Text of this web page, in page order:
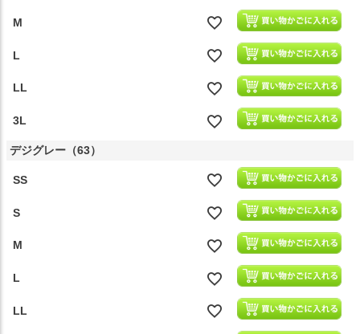
M
L
LL
3L
デジグレー（63）
SS
S
M
L
LL